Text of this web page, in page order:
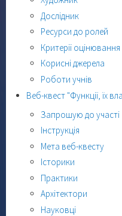
Дослідник
Ресурси до ролей
Критерії оцінювання
Корисні джерела
Роботи учнів
Веб-квест "Функції, їх
Запрошую до участі
Інструкція
Мета веб-квесту
Історики
Практики
Архітектори
Науковці